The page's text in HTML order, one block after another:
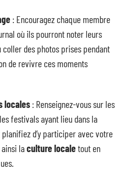
: Encouragez chaque membre
où ils pourront noter leurs
coller des photos prises pendant
de revivre ces moments
locales : Renseignez-vous sur les
festivals ayant lieu dans la
d’y participer avec votre
laculture localetout en